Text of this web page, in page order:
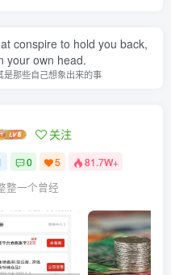
conspire to hold you back,
your own head.
那些自己想象出来的事
关注
0 5 81.7W+
整一个曾经